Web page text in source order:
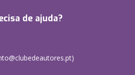
de ajuda?
)